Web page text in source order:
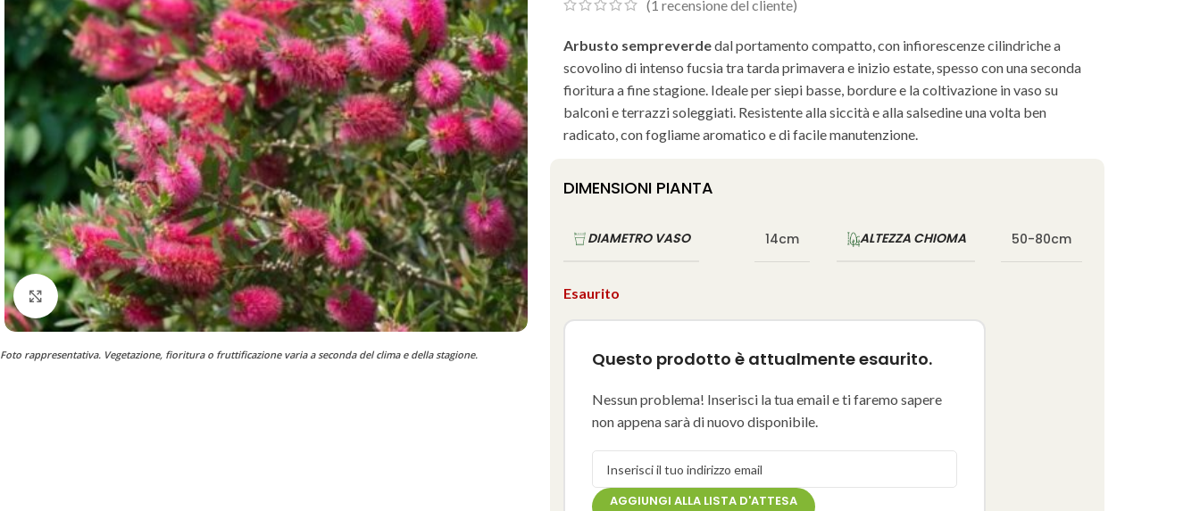
Clicca per ingrandire
Foto rappresentativa. Vegetazione, fioritura o fruttificazione varia a seconda del clima e della stagione.
(1 recensione del cliente)
Arbusto sempreverdedal portamento compatto, con infiorescenze cilindriche a
scovolino di intenso fucsia tra tarda primavera e inizio estate, spesso con una seconda
fioritura a fine stagione. Ideale per siepi basse, bordure e la coltivazione in vaso su
balconi e terrazzi soleggiati. Resistente alla siccità e alla salsedine una volta ben
radicato, con fogliame aromatico e di facile manutenzione.
DIMENSIONI PIANTA
DIAMETRO VASO 14cm ALTEZZA CHIOMA 50-80cm
Esaurito
Questo prodotto è attualmente esaurito.
Nessun problema! Inserisci la tua email e ti faremo sapere
non appena sarà di nuovo disponibile.
AGGIUNGI ALLA LISTA D'ATTESA